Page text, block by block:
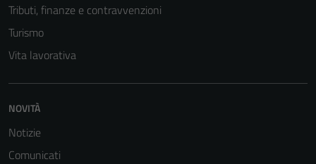
Tributi, finanze e contravvenzioni
Turismo
Vita lavorativa
NOVITÀ
Notizie
Comunicati